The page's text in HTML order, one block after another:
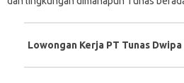
Lowongan Kerja PT Tunas